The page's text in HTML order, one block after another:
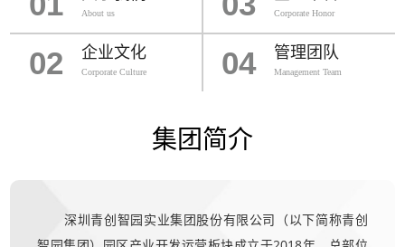
About us
02 企业文化
Corporate Culture
Corporate Honor
04 管理团队
Management Team
集团简介
深圳青创智园实业集团股份有限公司（以下简称青创